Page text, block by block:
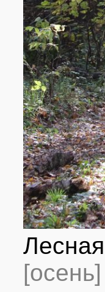
[осень]